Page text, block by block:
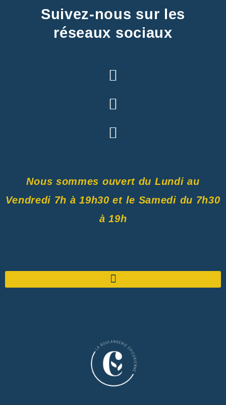
Suivez-nous sur les
réseaux sociaux
Nous sommes ouvert du Lundi au
Vendredi 7h à 19h30 et le Samedi du 7h30
à 19h